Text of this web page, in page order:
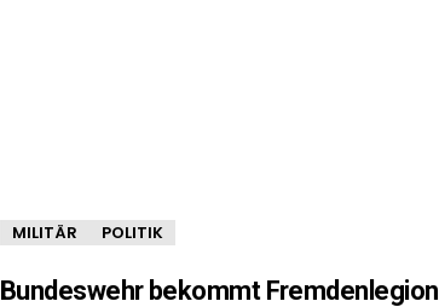
MILITÄR POLITIK
Bundeswehr bekommt Fremdenlegion